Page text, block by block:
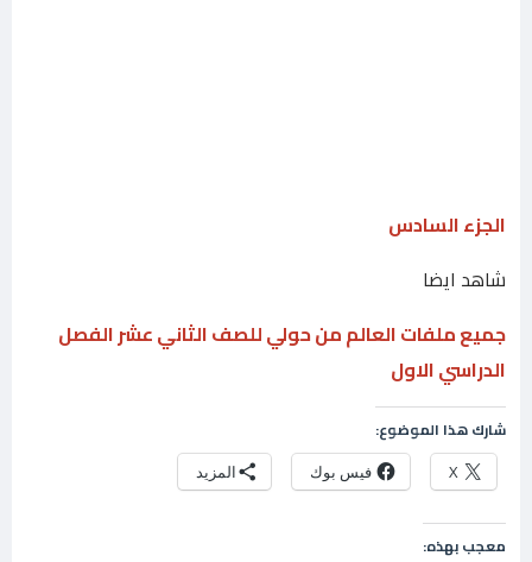
الجزء السادس
شاهد ايضا
جميع ملفات العالم من حولي للصف الثاني عشر الفصل
الدراسي الاول
شارك هذا الموضوع:
X فيس بوك المزيد
معجب بهذه: